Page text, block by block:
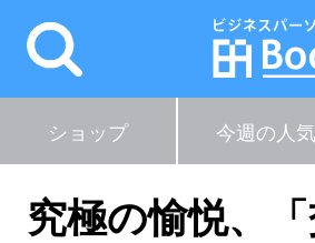
ショップ 今週の人気
究極の愉悦、